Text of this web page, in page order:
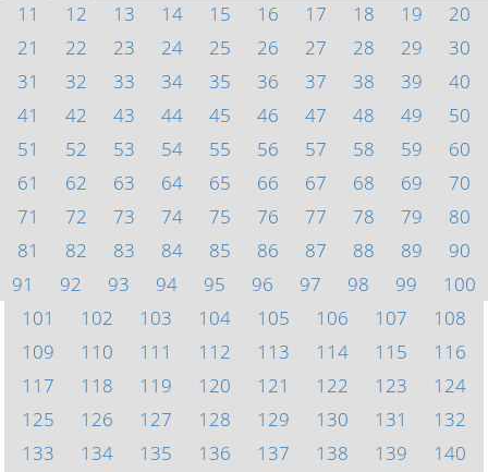
11
12 13 14 15 16 17 18 19
20
21
22 23 24 25 26 27 28 29
30
31
32 33 34 35 36 37 38 39
40
41
42 43 44 45 46 47 48 49
50
51
52 53 54 55 56 57 58 59
60
61
62 63 64 65 66 67 68 69
70
71
72 73 74 75 76 77 78 79
80
81
82 83 84 85 86 87 88 89
90
91
92 93 94 95 96 97 98 99
100
101
102 103 104 105 106 107
108
109
110 111 112 113 114 115
116
117
118 119 120 121 122 123
124
125
126 127 128 129 130 131
132
133
134 135 136 137 138 139
140